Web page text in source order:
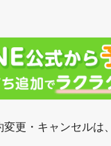
更・キャンセルは